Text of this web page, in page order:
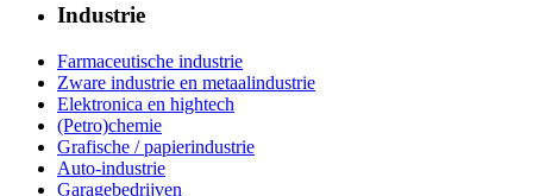
Industrie
Farmaceutische industrie
Zware industrie en metaalindustrie
Elektronica en hightech
(Petro)chemie
Grafische / papierindustrie
Auto-industrie
Garagebedrijven